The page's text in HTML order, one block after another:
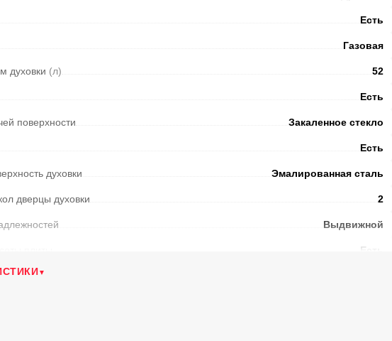
Есть
Газовая
духовки (л) 52
Есть
поверхности Закаленное стекло
Есть
духовки Эмалированная сталь
дверцы духовки 2
Выдвижной
Есть